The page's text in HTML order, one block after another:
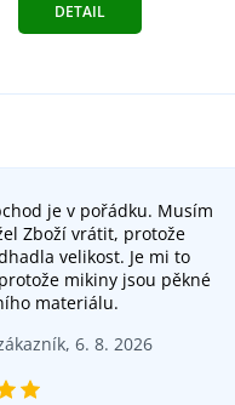
DETAIL
je v pořádku. Musím
Zboží vrátit, protože
velikost. Je mi to
mikiny jsou pěkné
materiálu.
6. 8. 2026